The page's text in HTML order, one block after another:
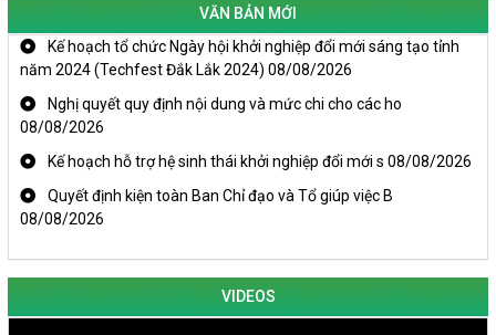
VĂN BẢN MỚI
Kế hoạch tổ chức Ngày hội khởi nghiệp đổi mới sáng tạo tỉnh
năm 2024 (Techfest Đắk Lắk 2024) 08/08/2026
Nghị quyết quy định nội dung và mức chi cho các ho
08/08/2026
Kế hoạch hỗ trợ hệ sinh thái khởi nghiệp đổi mới s 08/08/2026
Quyết định kiện toàn Ban Chỉ đạo và Tổ giúp việc B
08/08/2026
VIDEOS